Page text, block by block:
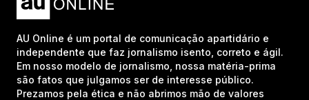
AU Online é um portal de comunicação apartidário e
independente que faz jornalismo isento, correto e ágil.
Em nosso modelo de jornalismo, nossa matéria-prima
são fatos que julgamos ser de interesse público.
Prezamos pela ética e não abrimos mão de valores